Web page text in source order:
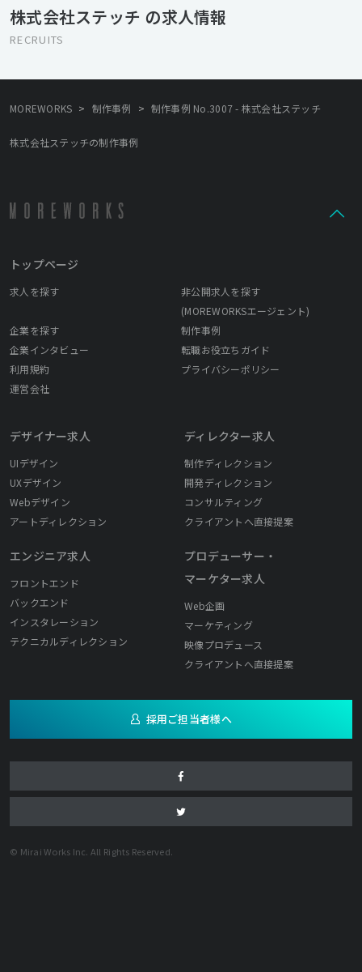
と広告企画制作会社でありながら多数の事業を行っております。
それらは決して広告と無関係の事業ではなく、生活者と直接関わ
株式会社ステッチ の求人情報
RECRUITS
MOREWORKS > 制作事例 > 制作事例 No.3007 - 株式会社ステッチ
株式会社ステッチの制作事例
トップページ
求人を探す
非公開求人を探す
(MOREWORKSエージェント)
企業を探す
制作事例
企業インタビュー
転職お役立ちガイド
利用規約
プライバシーポリシー
運営会社
デザイナー求人
UIデザイン
UXデザイン
Webデザイン
アートディレクション
エンジニア求人
フロントエンド
バックエンド
インスタレーション
テクニカルディレクション
ディレクター求人
制作ディレクション
開発ディレクション
コンサルティング
クライアントへ直接提案
プロデューサー・
マーケター求人
Web企画
マーケティング
映像プロデュース
クライアントへ直接提案
採用ご担当者様へ
© Mirai Works Inc. All Rights Reserved.